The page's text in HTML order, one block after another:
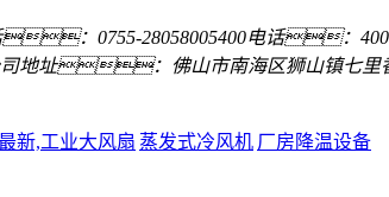
：0755-28058005400电话：400-
司地址：佛山市南海区狮山镇七里
新,工业大风扇 蒸发式冷风机 厂房降温设备